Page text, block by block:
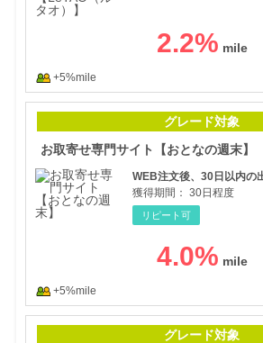
2.2%
+5%mile
グレード対象
お取寄せ専門サイト【おとなの週末】
WEB注文後、30日以内の
獲得期間： 30日程度
リピート可
4.0%
+5%mile
グレード対象